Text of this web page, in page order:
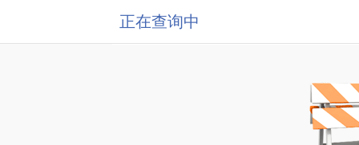
正在查询中